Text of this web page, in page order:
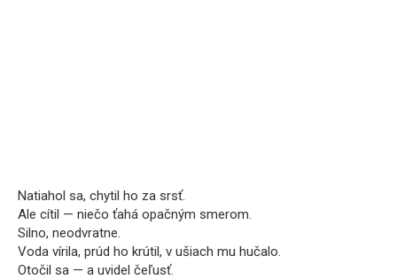
Natiahol sa, chytil ho za srsť.
Ale cítil — niečo ťahá opačným smerom.
Silno, neodvratne.
Voda vírila, prúd ho krútil, v ušiach mu hučalo.
Otočil sa — a uvidel čeľusť.